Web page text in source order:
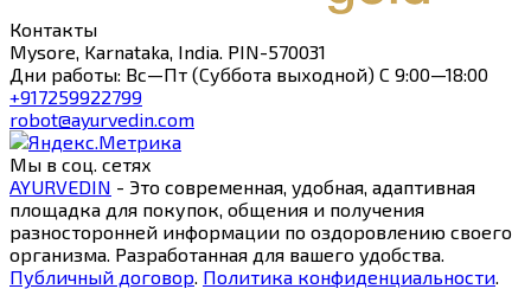
Контакты
Mysore, Karnataka, India. PIN-570031
Дни работы: Вс—Пт (Суббота выходной) С 9:00—18:00
+917259922799
robot@ayurvedin.com
Мы в соц. сетях
AYURVEDIN - Это современная, удобная, адаптивная
площадка для покупок, общения и получения
разносторонней информации по оздоровлению своего
организма. Разработанная для вашего удобства.
Публичный договор. Политика конфиденциальности.